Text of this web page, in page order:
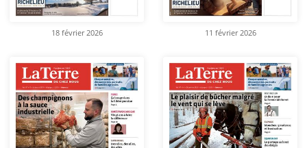
18 février 2026 11 février 2026